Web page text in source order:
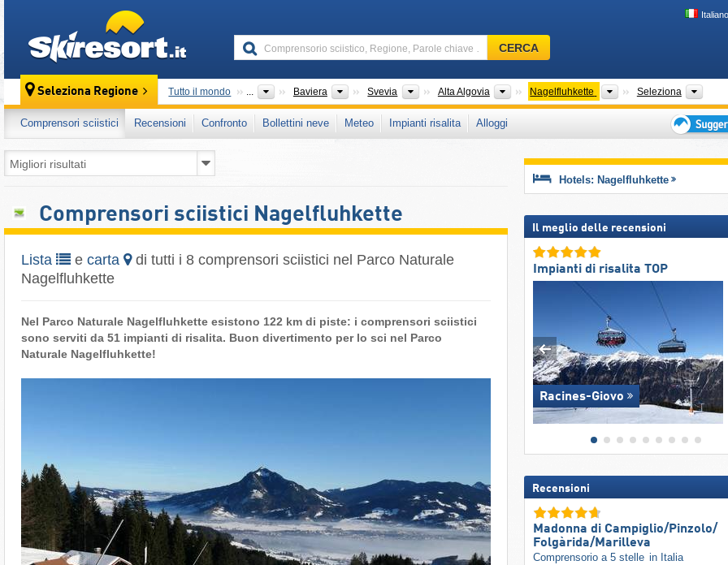
Italiano
Comprensorio
sciistico,
Parole
chiave
…
CERCA
Seleziona Regione Tutto il mondo ... Baviera Bundesländer (Stati federati della Germania)
Svevia Distretti
Alta Algovia Circondari
Nagelfluhkette Regioni turistiche
Seleziona
Comprensori sciistici Recensioni Confronto Bollettini neve Meteo Impianti risalita
Alloggi
per
vacanza
Comprensori sciistici Nagelfluhkette
Lista e carta
di tutti i 8 comprensori sciistici nel Parco Naturale
Nagelfluhkette
Nel Parco Naturale Nagelfluhkette esistono 122 km di piste: i comprensori sciistici
sono serviti da 51 impianti di risalita. Buon divertimento per lo sci nel Parco
Naturale Nagelfluhkette!
Hotels: Nagelfluhkette
Il meglio delle recensioni
Impianti di risalita TOP
Racines-Giovo
Recensioni
Madonna di Campiglio/​Pinzolo/​
Folgàrida/​Marilleva
Comprensorio a 5 stelle in Italia